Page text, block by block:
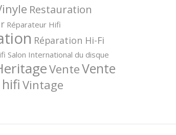
Restauration
Réparateur Hifi
Réparation Hi-Fi
Salon International du disque
VenteVente
Vintage